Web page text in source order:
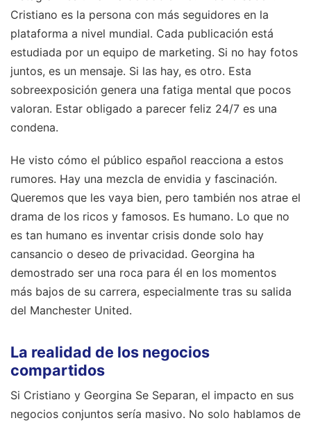
Cristiano es la persona con más seguidores en la
plataforma a nivel mundial. Cada publicación está
estudiada por un equipo de marketing. Si no hay fotos
juntos, es un mensaje. Si las hay, es otro. Esta
sobreexposición genera una fatiga mental que pocos
valoran. Estar obligado a parecer feliz 24/7 es una
condena.
He visto cómo el público español reacciona a estos
rumores. Hay una mezcla de envidia y fascinación.
Queremos que les vaya bien, pero también nos atrae el
drama de los ricos y famosos. Es humano. Lo que no
es tan humano es inventar crisis donde solo hay
cansancio o deseo de privacidad. Georgina ha
demostrado ser una roca para él en los momentos
más bajos de su carrera, especialmente tras su salida
del Manchester United.
La realidad de los negocios
compartidos
Si Cristiano y Georgina Se Separan, el impacto en sus
negocios conjuntos sería masivo. No solo hablamos de